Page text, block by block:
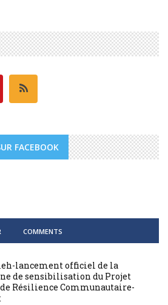
FACEBOOK
COMMENTS
lancement officiel de la
de sensibilisation du Projet
Résilience Communautaire-